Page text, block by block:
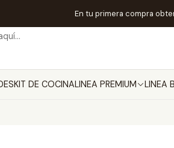
KIT DE COCINALINEA PREMIUM LINEA
En tu primera compra